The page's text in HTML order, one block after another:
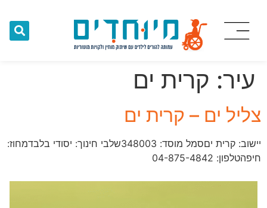
עיר: קרית ים
צליל ים – קרית ים
יישוב: קרית יםסמל מוסד: ​348003שלבי חינוך: יסודי בלבדמחוז:
חיפהטלפון: 04-875-4842